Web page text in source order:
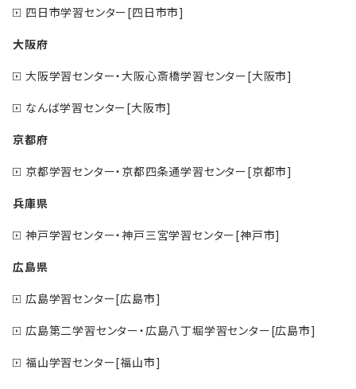
四日市学習センター[四日市市]
大阪府
大阪学習センター・大阪心斎橋学習センター[大阪市]
なんば学習センター[大阪市]
京都府
京都学習センター・京都四条通学習センター[京都市]
兵庫県
神戸学習センター・神戸三宮学習センター[神戸市]
広島県
広島学習センター[広島市]
広島第二学習センター・広島八丁堀学習センター[広島市]
福山学習センター[福山市]